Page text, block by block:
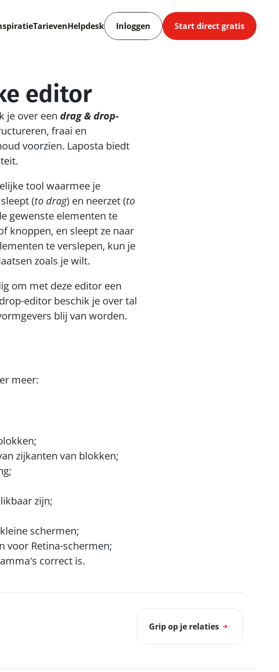
TarievenHelpdesk Inloggen Start direct gratis
editor
je over een drag & drop-
fraai en
voorzien. Laposta biedt
tool waarmee je
(to drag) en neerzet (to
gewenste elementen te
knoppen, en sleept ze naar
te verslepen, kun je
zoals je wilt.
om met deze editor een
editor beschik je over tal
blij van worden.
meer:
zijkanten van blokken;
zijn;
schermen;
voor Retina-schermen;
correct is.
Grip op je relaties